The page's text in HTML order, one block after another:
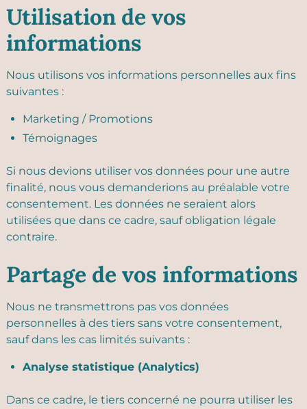
Utilisation de vos
informations
Nous utilisons vos informations personnelles aux fins
suivantes :
Marketing / Promotions
Témoignages
Si nous devions utiliser vos données pour une autre
finalité, nous vous demanderions au préalable votre
consentement. Les données ne seraient alors
utilisées que dans ce cadre, sauf obligation légale
contraire.
Partage de vos informations
Nous ne transmettrons pas vos données
personnelles à des tiers sans votre consentement,
sauf dans les cas limités suivants :
Analyse statistique (Analytics)
Dans ce cadre, le tiers concerné ne pourra utiliser les